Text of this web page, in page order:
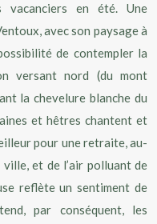
vacanciers en été. Une
avec son paysage à
de contempler la
versant nord (du mont
la chevelure blanche du
et hêtres chantent et
pour une retraite, au-
et de l’air polluant de
reflète un sentiment de
par conséquent, les